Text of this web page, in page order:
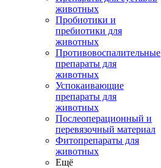
животных
Пробиотики и
пребиотики для
животных
Противовоспалительные
препараты для
животных
Успокаивающие
препараты для
животных
Послеоперационный и
перевязочный материал
Фитопрепараты для
животных
Ещё